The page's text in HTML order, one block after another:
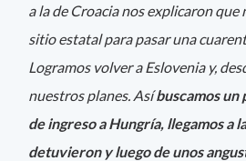
a la de Croacia nos explicaron que
sitio estatal para pasar una
Logramos volver a Eslovenia y,
nuestros planes. Asíbuscamos un
de ingreso a Hungría, llegamos a
detuvieron y luego de unos